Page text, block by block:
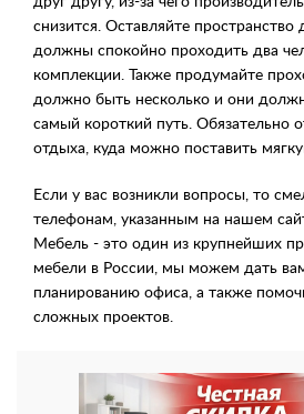
снизится. Оставляйте
должны спокойно проходить два
комплекции. Также продумайте
должно быть несколько и они
самый короткий путь. Обязательно
отдыха, куда можно поставить
Если у вас возникли вопросы, то
телефонам, указанным на нашем
Мебель - это один из крупнейших
мебели в России, мы можем дать
планированию офиса, а также
сложных проектов.